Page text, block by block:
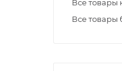
Все товары
Все товары